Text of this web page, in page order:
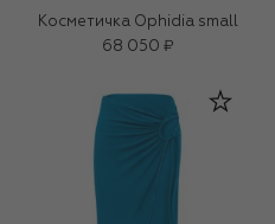
Косметичка Ophidia small
68 050 ₽